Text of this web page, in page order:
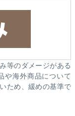
等のダメージがある
や海外商品について
ため、緩めの基準で